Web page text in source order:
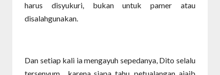
harus disyukuri, bukan untuk pamer atau
disalahgunakan.
Dan setiap kali ia mengayuh sepedanya, Dito selalu